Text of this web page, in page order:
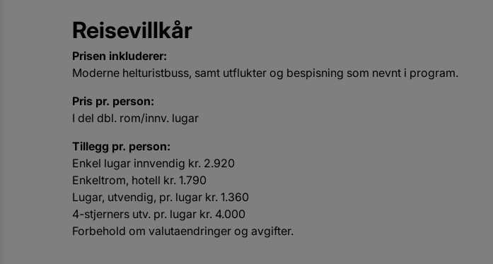
Reisevillkår
Prisen inkluderer:
Moderne helturistbuss, samt utflukter og bespisning som nevnt i program.
Pris pr. person:
I del dbl. rom/innv. lugar
Tillegg pr. person:
Enkel lugar innvendig kr. 2.920
Enkeltrom, hotell kr. 1.790
Lugar, utvendig, pr. lugar kr. 1.360
4-stjerners utv. pr. lugar kr. 4.000
Forbehold om valutaendringer og avgifter.